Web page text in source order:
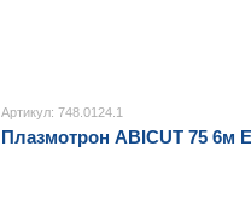
Артикул: 748.0124.1
Плазмотрон ABICUT 75 6м